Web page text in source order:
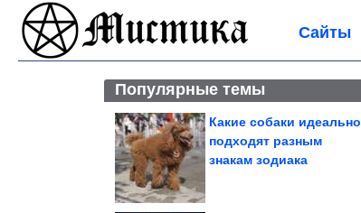
Сайты
Популярные темы
Какие собаки идеально
подходят разным
знакам зодиака